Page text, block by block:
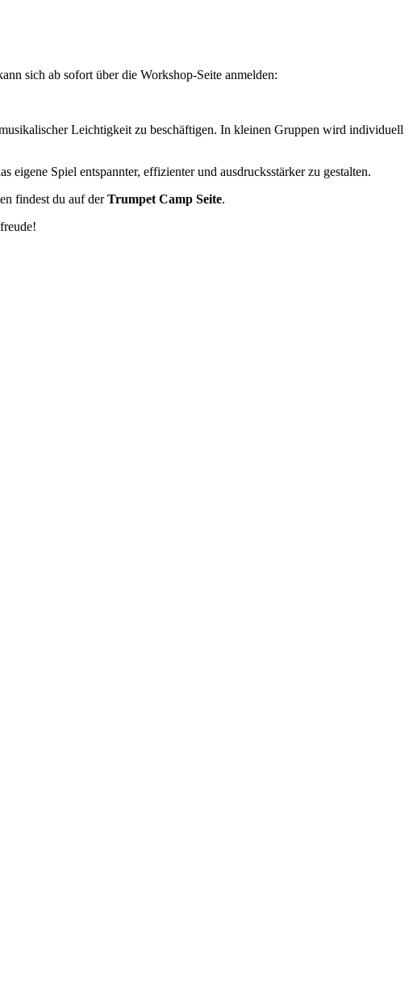
sich ab sofort über die Workshop-Seite anmelden:
Leichtigkeit zu beschäftigen. In kleinen Gruppen wird individuell
Spiel entspannter, effizienter und ausdrucksstärker zu gestalten.
findest du auf derTrumpet Camp Seite.